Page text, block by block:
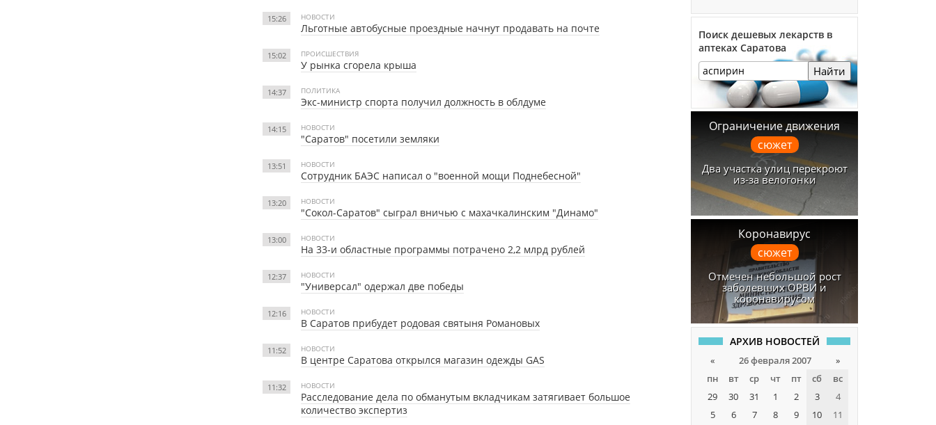
15:26 НОВОСТИ
Льготные автобусные проездные начнут продавать на почте
15:02 ПРОИСШЕСТВИЯ
У рынка сгорела крыша
14:37 ПОЛИТИКА
Экс-министр спорта получил должность в облдуме
14:15 НОВОСТИ
"Саратов" посетили земляки
13:51 НОВОСТИ
Сотрудник БАЭС написал о "военной мощи Поднебесной"
13:20 НОВОСТИ
"Сокол-Саратов" сыграл вничью с махачкалинским "Динамо"
13:00 НОВОСТИ
На 33-и областные программы потрачено 2,2 млрд рублей
12:37 НОВОСТИ
"Универсал" одержал две победы
12:16 НОВОСТИ
В Саратов прибудет родовая святыня Романовых
11:52 НОВОСТИ
В центре Саратова открылся магазин одежды GAS
11:32 НОВОСТИ
Расследование дела по обманутым вкладчикам затягивает большое
количество экспертиз
Поиск дешевых лекарств в
аптеках Саратова
Найти
Ограничение движения
сюжет
Два участка улиц перекроют
из-за велогонки
Коронавирус
сюжет
Отмечен небольшой рост
заболевших ОРВИ и
коронавирусом
АРХИВ НОВОСТЕЙ
« 26 февраля 2007
»
пн
вт ср чт пт сб
вс
29
30 31 1 2 3
4
5
6 7 8 9 10
11